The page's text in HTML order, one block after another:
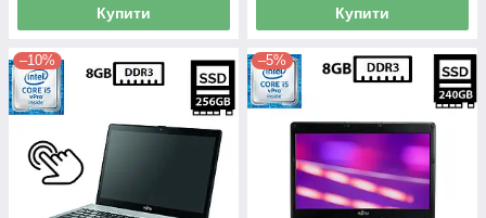
Купити Купити
–10% –5%